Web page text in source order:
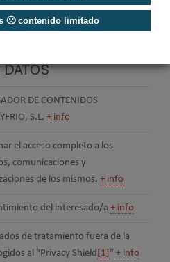
🙁 contenido limitado
1ª capa
DE CONTENIDOS
S.L. + info
el acceso completo a los
comunicaciones y
de los mismos. + info
del interesado/a + info
de tratamiento fuera de la
al “Privacy Shield [1] ” + info